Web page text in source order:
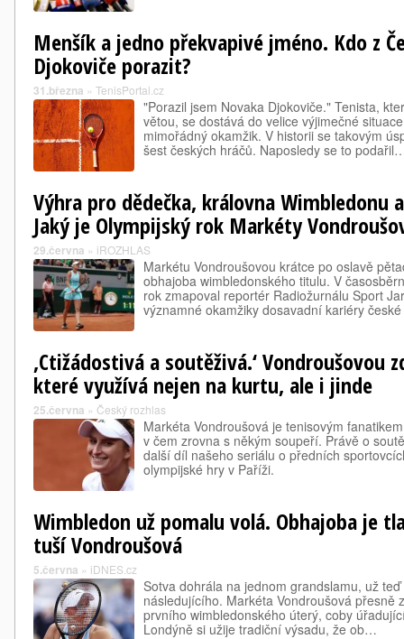
Menšík a jedno překvapivé jméno. Kdo z
Djokoviče porazit?
31.března » TenisPortal.cz
"Porazil jsem Novaka Djokoviče." Tenista,
větou, se dostává do velice výjimečné
mimořádný okamžik. V historii se takovým
šest českých hráčů. Naposledy se to
Výhra pro dědečka, královna Wimbledonu
Jaký je Olympijský rok Markéty
29.června » iROZHLAS
Markétu Vondroušovou krátce po oslavě
obhajoba wimbledonského titulu. V
rok zmapoval reportér Radiožurnálu Sport
významné okamžiky dosavadní kariéry
‚Ctižádostivá a soutěživá.‘ Vondroušovou
které využívá nejen na kurtu, ale i jinde
25.června » Český rozhlas
Markéta Vondroušová je tenisovým
v čem zrovna s někým soupeří. Právě o
další díl našeho seriálu o předních
olympijské hry v Paříži.
Wimbledon už pomalu volá. Obhajoba je
tuší Vondroušová
5.června » iDNES.cz
Sotva dohrála na jednom grandslamu, už
následujícího. Markéta Vondroušová přesně
prvního wimbledonského úterý, coby
Londýně si užije tradiční výsadu, že ob…